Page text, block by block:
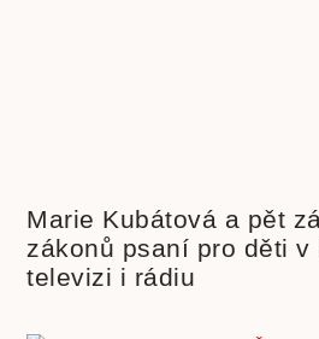
Marie Kubátová a pět
zákonů psaní pro děti v
televizi i rádiu